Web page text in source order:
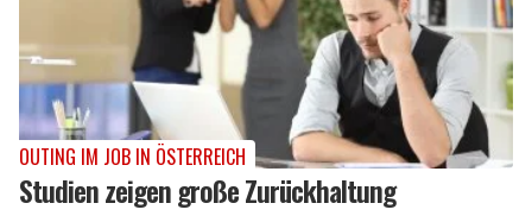
OUTING IM JOB IN ÖSTERREICH
Studien zeigen große Zurückhaltung